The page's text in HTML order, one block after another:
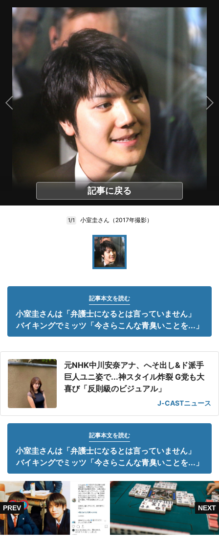
記事に戻る
1/1 小室圭さん（2017年撮影）
記事本文を読む
小室圭さんは「弁護士になるとは言っていません」
バイキングでミッツ「今さらこんな青臭いことを...」
元NHK中川安奈アナ、へそ出し&ド派手
巨人ユニ姿で...神スタイル炸裂 G党も大
喜び「反則級のビジュアル」
J-CASTニュース
記事本文を読む
小室圭さんは「弁護士になるとは言っていません」
バイキングでミッツ「今さらこんな青臭いことを...」